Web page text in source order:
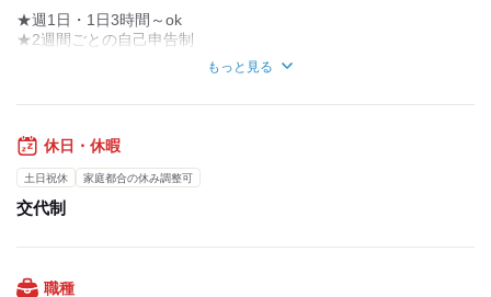
★週1日・1日3時間～ok
★2週間ごとの自己申告制
・家庭や家事と両立して働きたい！
・テスト期間は勉強に集中したい！
・旅費を稼ぐために通しで勤務したい！
…など
もっと見る
休日・休暇
土日祝休 家庭都合の休み調整可
交代制
職種